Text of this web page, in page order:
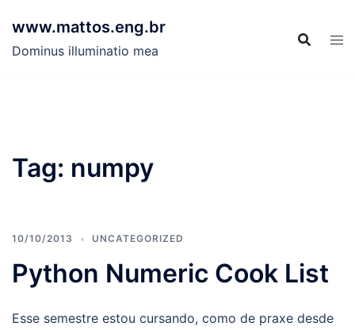
content
www.mattos.eng.br
Dominus illuminatio mea
Tag: numpy
10/10/2013 UNCATEGORIZED
Python Numeric Cook List
Esse semestre estou cursando, como de praxe desde